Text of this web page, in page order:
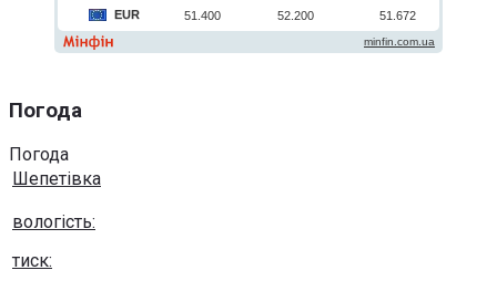
Погода
Погода
Шепетівка
вологість:
тиск: